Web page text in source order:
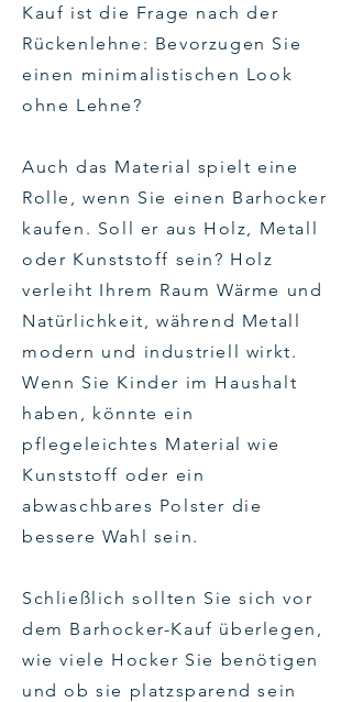
Kauf ist die Frage nach der
Rückenlehne: Bevorzugen Sie
einen minimalistischen Look
ohne Lehne?
Auch das Material spielt eine
Rolle, wenn Sie einen Barhocker
kaufen. Soll er aus Holz, Metall
oder Kunststoff sein? Holz
verleiht Ihrem Raum Wärme und
Natürlichkeit, während Metall
modern und industriell wirkt.
Wenn Sie Kinder im Haushalt
haben, könnte ein
pflegeleichtes Material wie
Kunststoff oder ein
abwaschbares Polster die
bessere Wahl sein.
Schließlich sollten Sie sich vor
dem Barhocker-Kauf überlegen,
wie viele Hocker Sie benötigen
und ob sie platzsparend sein